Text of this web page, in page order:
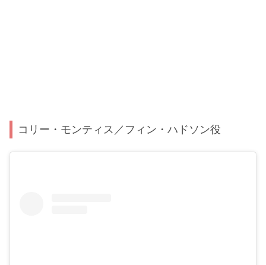
コリー・モンティス／フィン・ハドソン役